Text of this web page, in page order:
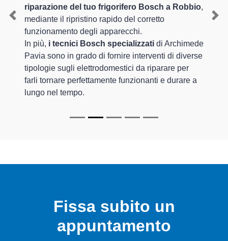
riparazione del tuo frigorifero Bosch a Robbio,
mediante il ripristino rapido del corretto
funzionamento degli apparecchi.
In più, i tecnici Bosch specializzati di Archimede
Pavia sono in grado di fornire interventi di diverse
tipologie sugli elettrodomestici da riparare per
farli tornare perfettamente funzionanti e durare a
lungo nel tempo.
Previous
Fissa subito un
appuntamento